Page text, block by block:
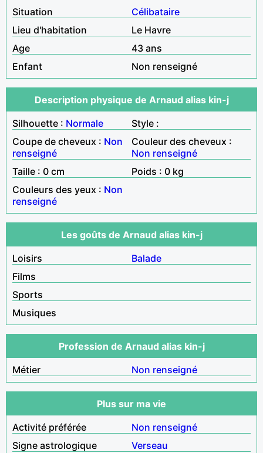
Situation
Célibataire
Lieu d'habitation
Le Havre
Age
43 ans
Enfant
Non renseigné
Description physique de Arnaud alias kin-j
Silhouette : Normale
Style :
Coupe de cheveux : Non
renseigné
Couleur des cheveux :
Non renseigné
Taille : 0 cm
Poids : 0 kg
Couleurs des yeux : Non
renseigné
Les goûts de Arnaud alias kin-j
Loisirs
Balade
Films
Sports
Musiques
Profession de Arnaud alias kin-j
Métier
Non renseigné
Plus sur ma vie
Activité préférée
Non renseigné
Signe astrologique
Verseau